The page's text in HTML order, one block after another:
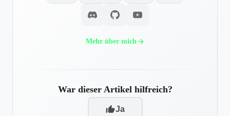
Mehr über mich
War dieser Artikel hilfreich?
Ja